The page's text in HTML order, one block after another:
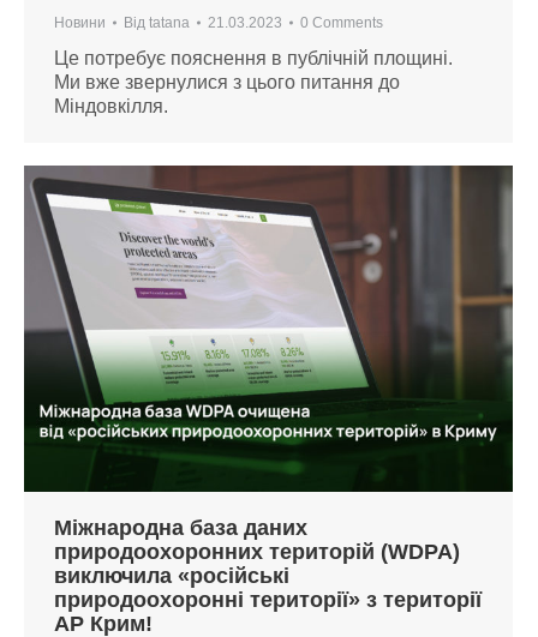
Новини Від tatana 21.03.2023 0 Comments
Це потребує пояснення в публічній площині.
Ми вже звернулися з цього питання до
Міндовкілля.
Міжнародна база даних
природоохоронних територій (WDPA)
виключила «російські
природоохоронні території» з території
АР Крим!